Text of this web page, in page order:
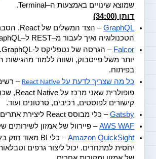
שמוצא שינויים באמצעות ה–Terminal.
דותן (34:00)
GraphQL
הטכנולוגיה ואיך לעבור מ–REST ל–GraphQL.
Falcor
בפיתוח.
כל מה שצריך לדעת על React Native
קישורים לפוסטים, רכיבים, סרטונים ועוד.
Gatsby – כלי מבוסס React ליצירת אתרים סטטיים.
AWS WAF – פיירוול של אמזון לשירותים
Amazon QuickSight